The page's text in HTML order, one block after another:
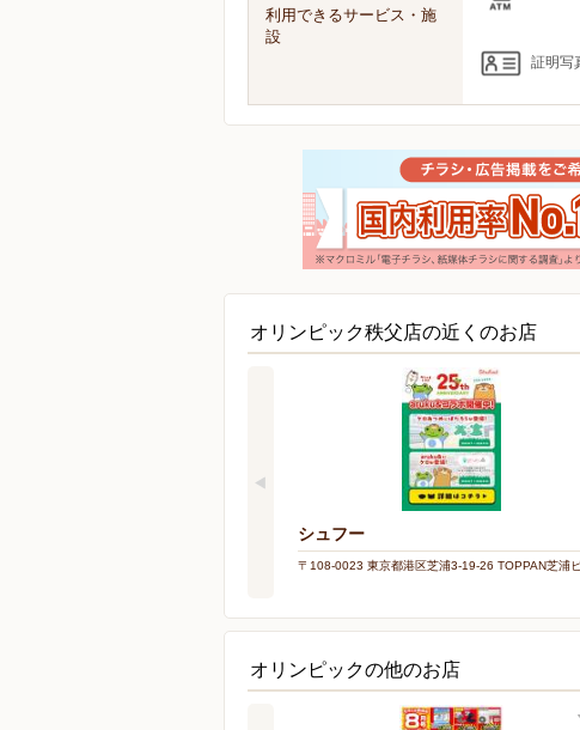
利用できるサービス・施
設
証明写
オリンピック秩父店の近くのお店
シュフー
〒108-0023 東京都港区芝浦3-19-26 TOPPAN芝浦
オリンピックの他のお店